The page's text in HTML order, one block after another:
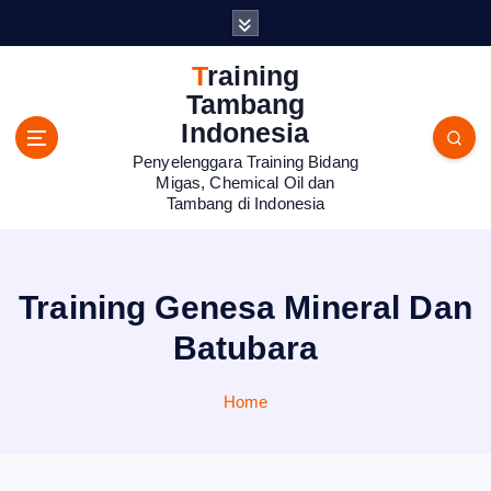
Training
Tambang
Indonesia
Penyelenggara Training Bidang
Migas, Chemical Oil dan
Tambang di Indonesia
Training Genesa Mineral Dan
Batubara
Home